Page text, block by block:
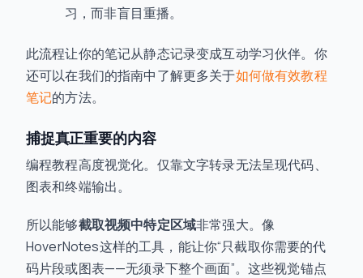
习，而非盲目重播。
此流程让你的笔记从静态记录变成互动学习伙伴。你
还可以在我们的指南中了解更多关于如何做有效教程
笔记的方法。
捕捉真正重要的内容
编程教程高度视觉化。仅靠文字转录无法呈现代码、
图表和终端输出。
所以能够截取视频中特定区域非常强大。像
HoverNotes这样的工具，能让你“只截取你需要的代
码片段或图表——无须录下整个画面”。这些视觉锚点